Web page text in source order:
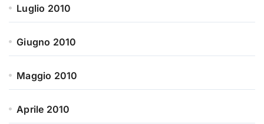
Luglio 2010
Giugno 2010
Maggio 2010
Aprile 2010